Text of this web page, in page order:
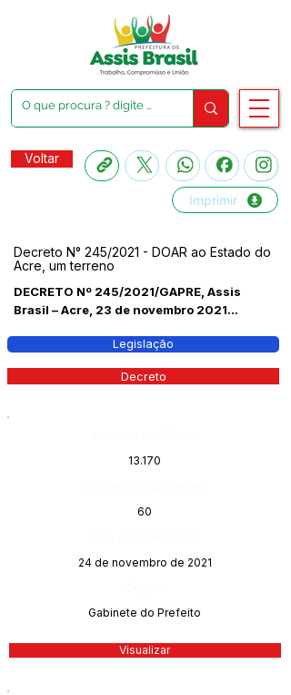
Voltar
Imprimir
Decreto N° 245/2021 - DOAR ao Estado do
Acre, um terreno
DECRETO Nº 245/2021/GAPRE, Assis
Brasil – Acre, 23 de novembro 2021...
Legislação
Decreto
13.170
60
24 de novembro de 2021
Gabinete do Prefeito
Visualizar